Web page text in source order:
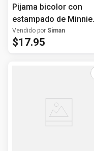
Pijama bicolor con
estampado de Minnie
Mouse para bebé niña
Vendido por Siman
$17.95